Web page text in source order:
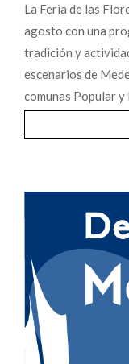
La Feria de las
agosto con una
tradición y
escenarios de
comunas Popular y